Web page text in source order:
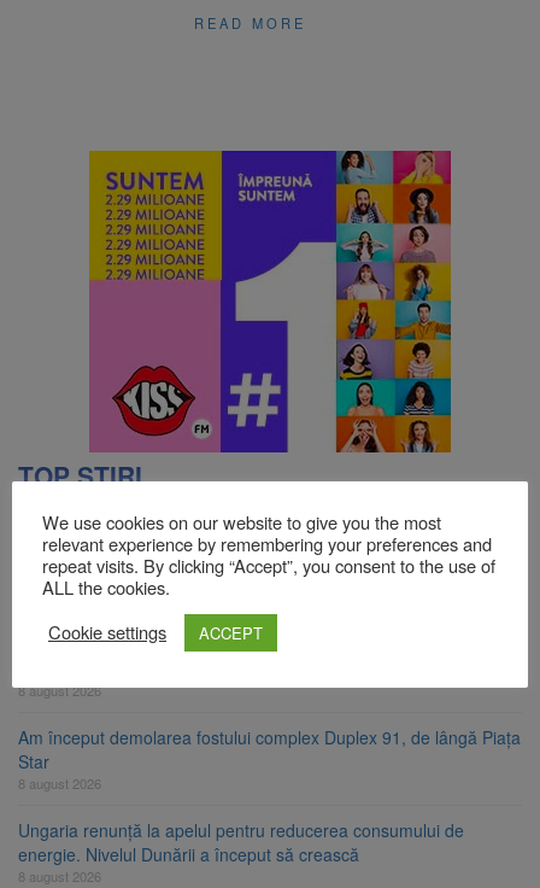
READ MORE
TOP ȘTIRI
Se schimbă examenul de medic specialist. Subiecte unice în toată
țara, aceeași oră și același barem
8 august 2026
8 august ar putea deveni Ziua Europeană de Comemorare a
8 august 2026
Am început demolarea fostului complex Duplex 91, de lângă Piața
Star
8 august 2026
Ungaria renunță la apelul pentru reducerea consumului de
energie. Nivelul Dunării a început să crească
8 august 2026
We use cookies on our website to give you the most
relevant experience by remembering your preferences and
repeat visits. By clicking “Accept”, you consent to the use of
ALL the cookies.
Cookie settings
ACCEPT